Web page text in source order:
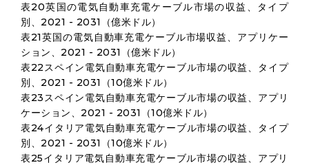
表20英国の電気自動車充電ケーブル市場の収益、タイプ
別、2021 - 2031（億米ドル）
表21英国の電気自動車充電ケーブル市場収益、アプリケー
ション、2021 - 2031（億米ドル）
表22スペイン電気自動車充電ケーブル市場の収益、タイプ
別、2021 - 2031（10億米ドル）
表23スペイン電気自動車充電ケーブル市場の収益、アプリ
ケーション、2021 - 2031（10億米ドル）
表24イタリア電気自動車充電ケーブル市場の収益、タイプ
別、2021 - 2031（10億米ドル）
表25イタリア電気自動車充電ケーブル市場の収益、アプリ